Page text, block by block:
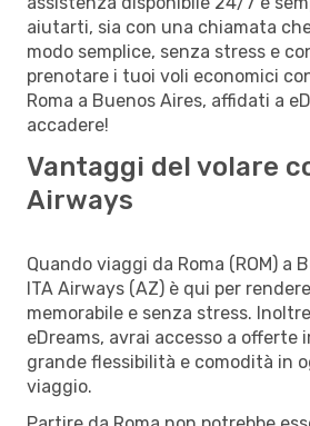
aiutarti, sia con una chiamata
modo semplice, senza stress e
prenotare i tuoi voli economici
Roma a Buenos Aires, affidati a
accadere!
Vantaggi del volare
Airways
Quando viaggi da Roma (ROM) a
ITA Airways (AZ) è qui per
memorabile e senza stress.
eDreams, avrai accesso a offerte
grande flessibilità e comodità in
viaggio.